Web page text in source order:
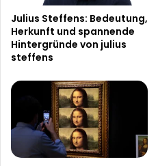
Julius Steffens: Bedeutung,
Herkunft und spannende
Hintergründe von julius
steffens